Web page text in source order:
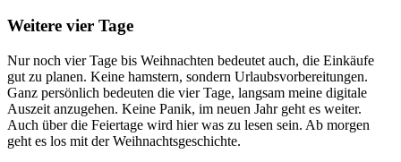
Weitere vier Tage
Nur noch vier Tage bis Weihnachten bedeutet auch, die Einkäufe
gut zu planen. Keine hamstern, sondern Urlaubsvorbereitungen.
Ganz persönlich bedeuten die vier Tage, langsam meine digitale
Auszeit anzugehen. Keine Panik, im neuen Jahr geht es weiter.
Auch über die Feiertage wird hier was zu lesen sein. Ab morgen
geht es los mit der Weihnachtsgeschichte.